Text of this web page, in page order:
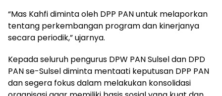
“Mas Kahfi diminta oleh DPP PAN untuk melaporkan
tentang perkembangan program dan kinerjanya
secara periodik,” ujarnya.
Kepada seluruh pengurus DPW PAN Sulsel dan DPD
PAN se-Sulsel diminta mentaati keputusan DPP PAN
dan segera fokus dalam melakukan konsolidasi